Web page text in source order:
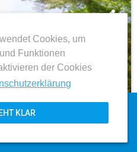
Cookies, um
Funktionen
der Cookies
KLAR
Krumke
share
AGB